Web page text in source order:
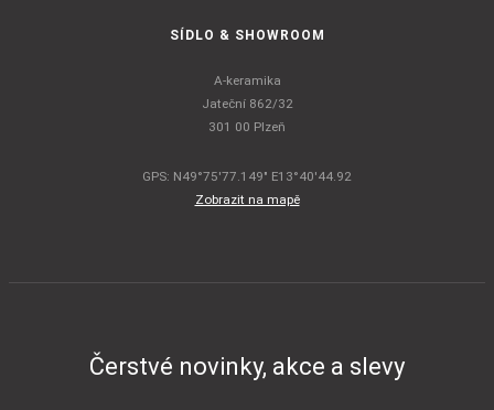
SÍDLO & SHOWROOM
A-keramika
Jateční 862/32
301 00 Plzeň
GPS: N49°75'77.149" E13°40'44.92
Zobrazit na mapě
Čerstvé novinky, akce a slevy